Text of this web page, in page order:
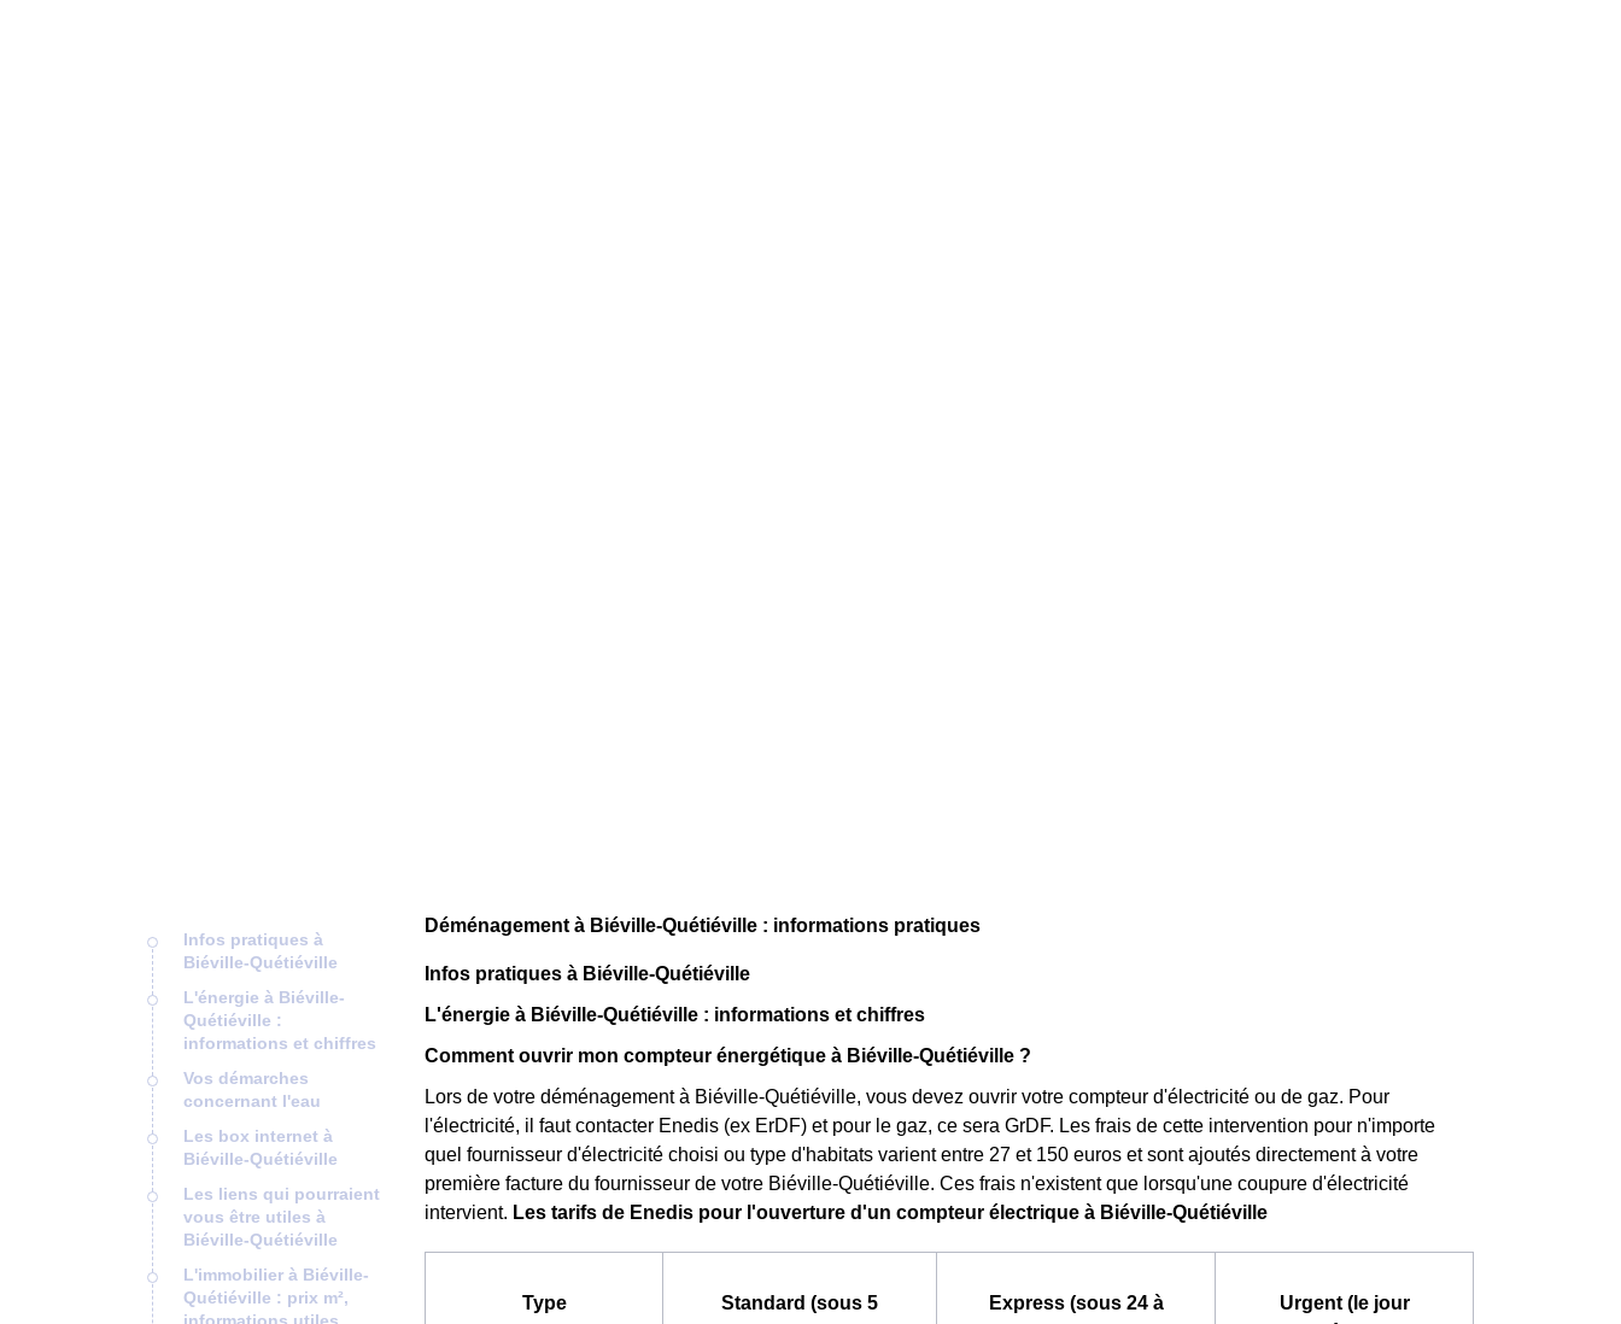
Infos pratiques à
Biéville-Quétiéville
L'énergie à Biéville-
Quétiéville :
informations et chiffres
Vos démarches
concernant l'eau
Les box internet à
Biéville-Quétiéville
Les liens qui pourraient
vous être utiles à
Biéville-Quétiéville
L'immobilier à Biéville-
Quétiéville : prix m²,
Déménagement à Biéville-Quétiéville : informations pratiques
Infos pratiques à Biéville-Quétiéville
L'énergie à Biéville-Quétiéville : informations et chiffres
Comment ouvrir mon compteur énergétique à Biéville-Quétiéville ?
Lors de votre déménagement à Biéville-Quétiéville, vous devez ouvrir votre compteur d'électricité ou de gaz. Pour
l'électricité, il faut contacter Enedis (ex ErDF) et pour le gaz, ce sera GrDF. Les frais de cette intervention pour n'importe
quel fournisseur d'électricité choisi ou type d'habitats varient entre 27 et 150 euros et sont ajoutés directement à votre
première facture du fournisseur de votre Biéville-Quétiéville. Ces frais n'existent que lorsqu'une coupure d'électricité
intervient. Les tarifs de Enedis pour l'ouverture d'un compteur électrique à Biéville-Quétiéville
Type
Standard (sous 5
Express (sous 24 à
Urgent (le jour